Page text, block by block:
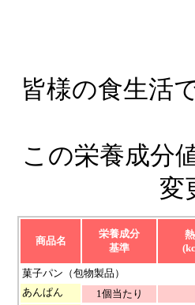
皆様の食生活
この栄養成分
変
商品名
栄養成分
基準
菓子パン（包物製品）
あんぱん
1個当たり